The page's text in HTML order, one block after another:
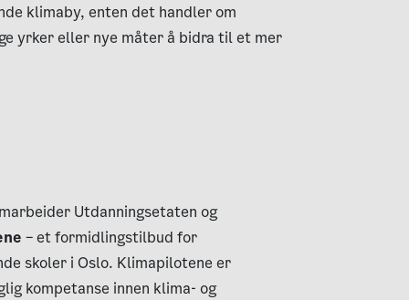
klimaby, enten det handler om
yrker eller nye måter å bidra til et mer
Utdanningsetaten og
– et formidlingstilbud for
skoler i Oslo. Klimapilotene er
kompetanse innen klima- og